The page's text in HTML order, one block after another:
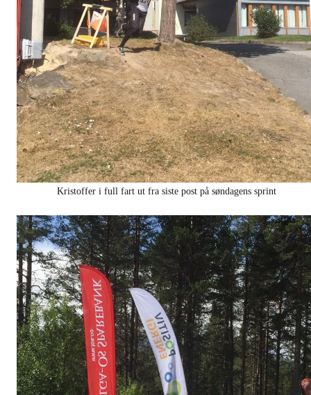
Kristoffer i full fart ut fra siste post på søndagens sprint